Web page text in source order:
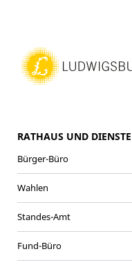
RATHAUS UND DIENSTE
Bürger-Büro
Wahlen
Standes-Amt
Fund-Büro